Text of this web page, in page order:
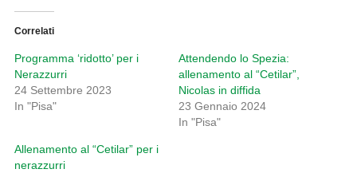
Correlati
Programma ‘ridotto’ per i
Nerazzurri
24 Settembre 2023
In "Pisa"
Attendendo lo Spezia:
allenamento al “Cetilar”,
Nicolas in diffida
23 Gennaio 2024
In "Pisa"
Allenamento al “Cetilar” per i
nerazzurri